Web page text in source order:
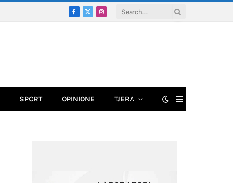
Facebook
X
Instagram
SPORT OPINIONE TJERA